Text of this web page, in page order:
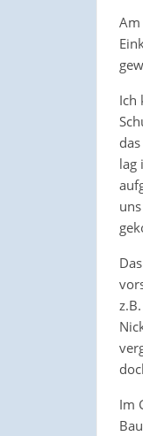
Am
Ich
lag
Im